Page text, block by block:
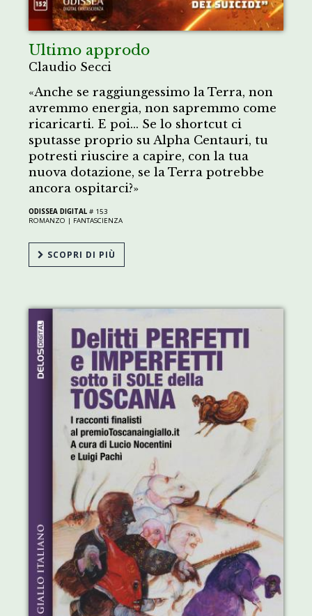
Ultimo approdo
Claudio Secci
«Anche se raggiungessimo la Terra, non
avremmo energia, non sapremmo come
ricaricarti. E poi… Se lo shortcut ci
sputasse proprio su Alpha Centauri, tu
potresti riuscire a capire, con la tua
nuova dotazione, se la Terra potrebbe
ancora ospitarci?»
ODISSEA DIGITAL # 153
ROMANZO | FANTASCIENZA
SCOPRI DI PIÙ